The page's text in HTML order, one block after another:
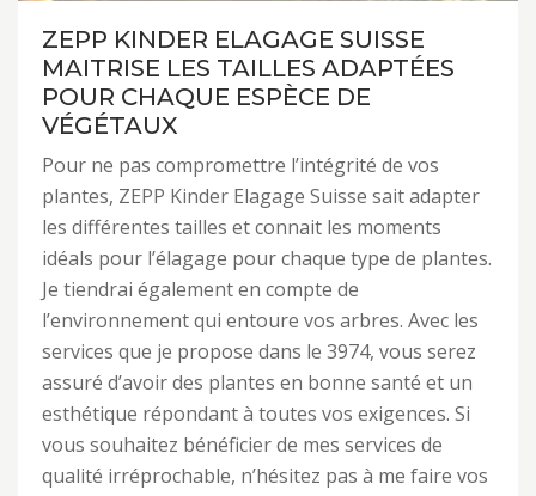
ZEPP KINDER ELAGAGE SUISSE
MAITRISE LES TAILLES ADAPTÉES
POUR CHAQUE ESPÈCE DE
VÉGÉTAUX
Pour ne pas compromettre l’intégrité de vos
plantes, ZEPP Kinder Elagage Suisse sait adapter
les différentes tailles et connait les moments
idéals pour l’élagage pour chaque type de plantes.
Je tiendrai également en compte de
l’environnement qui entoure vos arbres. Avec les
services que je propose dans le 3974, vous serez
assuré d’avoir des plantes en bonne santé et un
esthétique répondant à toutes vos exigences. Si
vous souhaitez bénéficier de mes services de
qualité irréprochable, n’hésitez pas à me faire vos